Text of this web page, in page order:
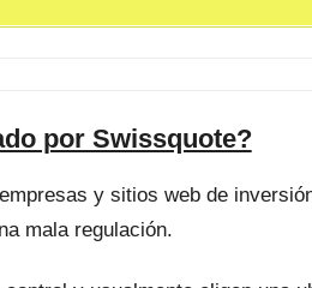
por Swissquote?
y sitios web de
mala regulación.